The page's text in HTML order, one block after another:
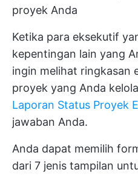
proyek Anda
Ketika para eksekutif
kepentingan lain yang
ingin melihat ringkasan
proyek yang Anda
Laporan Status Proyek
jawaban Anda.
Anda dapat memilih
dari 7 jenis tampilan